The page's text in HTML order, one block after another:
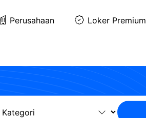
Perusahaan Loker Premium